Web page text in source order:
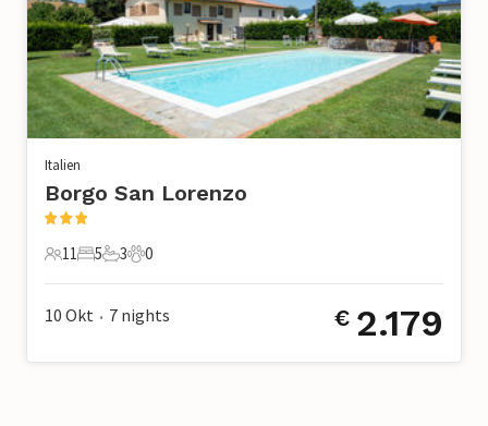
Italien
Borgo San Lorenzo
11 Gäste
11
5 Schlafzimmer
5
3 Badezimmer
3
0 Haustiere
0
10 Okt • 7 nights € 2.179